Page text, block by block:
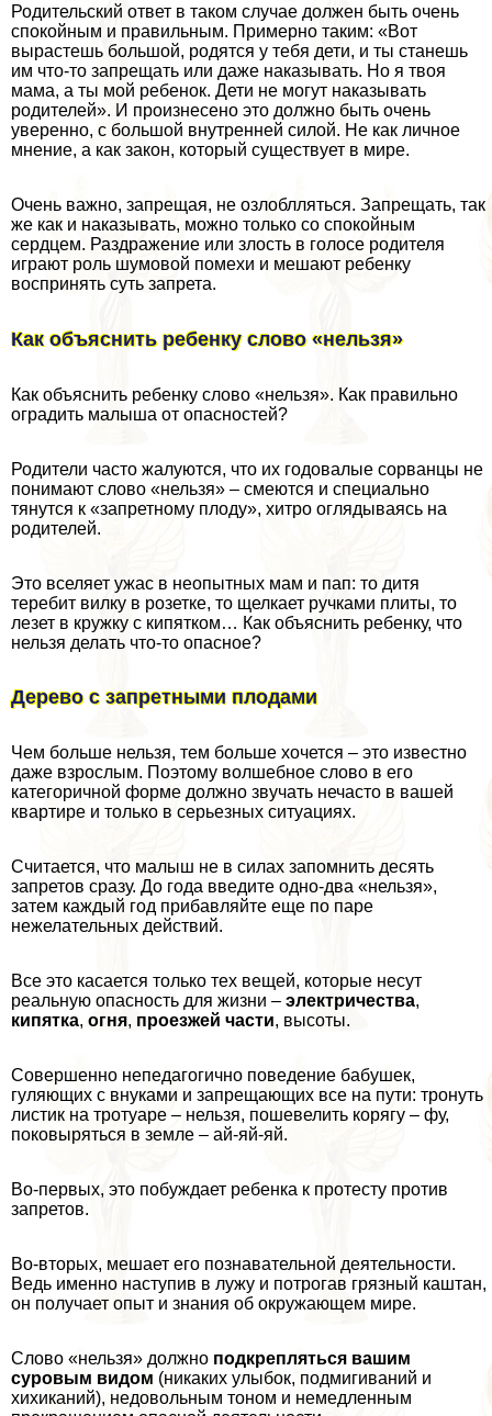
Родительский ответ в таком случае должен быть очень
спокойным и правильным. Примерно таким: «Вот
вырастешь большой, родятся у тебя дети, и ты станешь
им что-то запрещать или даже наказывать. Но я твоя
мама, а ты мой ребенок. Дети не могут наказывать
родителей». И произнесено это должно быть очень
уверенно, с большой внутренней силой. Не как личное
мнение, а как закон, который существует в мире.
Очень важно, запрещая, не озлоблляться. Запрещать, так
же как и наказывать, можно только со спокойным
сердцем. Раздражение или злость в голосе родителя
играют роль шумовой помехи и мешают ребенку
воспринять суть запрета.
Как объяснить ребенку слово «нельзя»
Как объяснить ребенку слово «нельзя». Как правильно
оградить малыша от опасностей?
Родители часто жалуются, что их годовалые сорванцы не
понимают слово «нельзя» – смеются и специально
тянутся к «запретному плоду», хитро оглядываясь на
родителей.
Это вселяет ужас в неопытных мам и пап: то дитя
теребит вилку в розетке, то щелкает ручками плиты, то
лезет в кружку с кипятком… Как объяснить ребенку, что
нельзя делать что-то опасное?
Дерево с запретными плодами
Чем больше нельзя, тем больше хочется – это известно
даже взрослым. Поэтому волшебное слово в его
категоричной форме должно звучать нечасто в вашей
квартире и только в серьезных ситуациях.
Считается, что малыш не в силах запомнить десять
запретов сразу. До года введите одно-два «нельзя»,
затем каждый год прибавляйте еще по паре
нежелательных действий.
Все это касается только тех вещей, которые несут
реальную опасность для жизни – электричества,
кипятка, огня, проезжей части, высоты.
Совершенно непедагогично поведение бабушек,
гуляющих с внуками и запрещающих все на пути: тронуть
листик на тротуаре – нельзя, пошевелить корягу – фу,
поковыряться в земле – ай-яй-яй.
Во-первых, это побуждает ребенка к протесту против
запретов.
Во-вторых, мешает его познавательной деятельности.
Ведь именно наступив в лужу и потрогав грязный каштан,
он получает опыт и знания об окружающем мире.
Слово «нельзя» должно подкрепляться вашим
суровым видом (никаких улыбок, подмигиваний и
хихиканий), недовольным тоном и немедленным